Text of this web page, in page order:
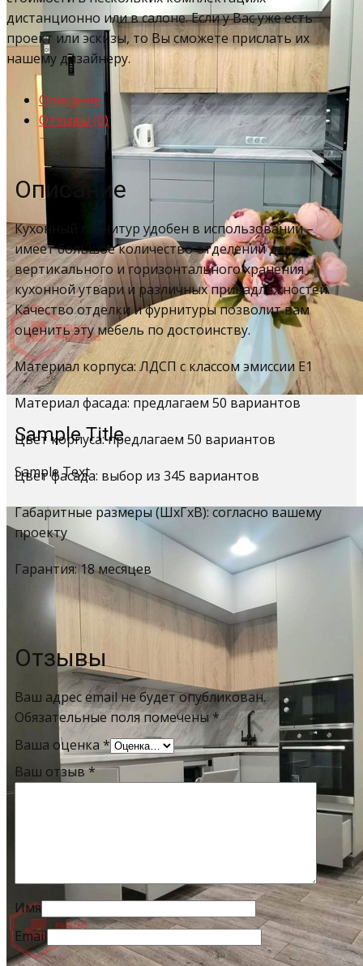
Sample Title
Sample Text
дистанционно или в салоне. Если у Вас уже есть
проект или эскизы, то Вы сможете прислать их
нашему дизайнеру.
Описание
Отзывы (0)
Описание
Кухонный гарнитур удобен в использовании –
имеет большое количество отделений для
вертикального и горизонтального хранения
кухонной утвари и различных принадлежностей.
Качество отделки и фурнитуры позволит вам
оценить эту мебель по достоинству.
Материал корпуса: ЛДСП с классом эмиссии Е1
Материал фасада: предлагаем 50 вариантов
Цвет корпуса: предлагаем 50 вариантов
Цвет фасада: выбор из 345 вариантов
Габаритные размеры (ШхГхВ): согласно вашему
проекту
Гарантия: 18 месяцев
Отзывы
Ваш адрес email не будет опубликован.
Обязательные поля помечены*
Ваша оценка *
Ваш отзыв*
Имя
Email